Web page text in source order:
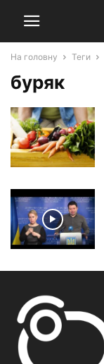
На головну Теги
буряк